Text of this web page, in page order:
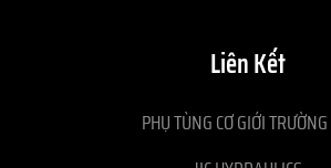
Liên Kết
PHỤ TÙNG CƠ GIỚI